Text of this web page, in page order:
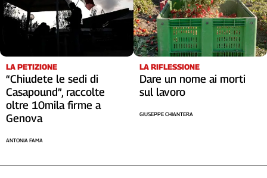
Valle
D'Aosta
Veneto
Archivio
Storico
1955-
2014
LA PETIZIONE
“Chiudete le sedi di
Casapound”, raccolte
oltre 10mila firme a
Genova
ANTONIA FAMA
LA RIFLESSIONE
Dare un nome ai morti
sul lavoro
GIUSEPPE CHIANTERA